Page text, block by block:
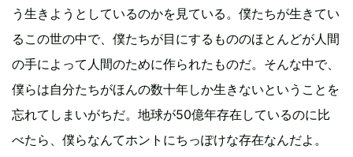
う生きようとしているのかを見ている。僕たちが生きてい
るこの世の中で、僕たちが目にするもののほとんどが人間
の手によって人間のために作られたものだ。そんな中で、
僕らは自分たちがほんの数十年しか生きないということを
忘れてしまいがちだ。地球が50億年存在しているのに比
べたら、僕らなんてホントにちっぽけな存在なんだよ。